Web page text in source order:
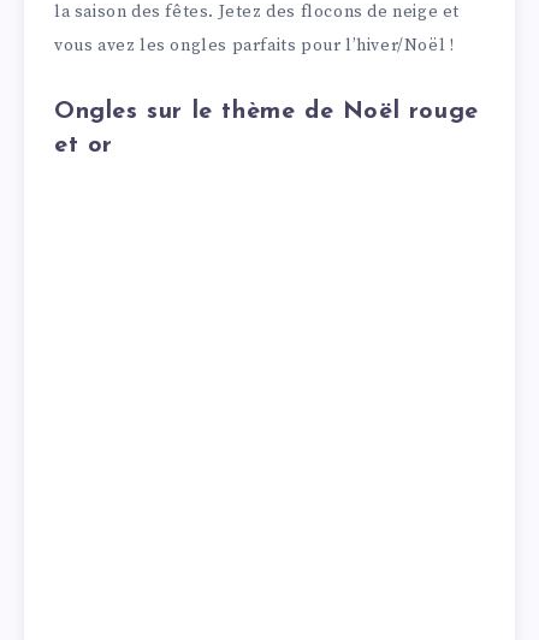
la saison des fêtes. Jetez des flocons de neige et
vous avez les ongles parfaits pour l’hiver/Noël !
Ongles sur le thème de Noël rouge
et or